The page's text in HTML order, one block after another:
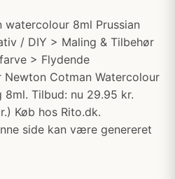
8ml Prussian
/ DIY > Maling & Tilbehør
> Flydende
Cotman Watercolour
8ml. Tilbud: nu 29.95 kr.
Køb hos Rito.dk.
side kan være genereret